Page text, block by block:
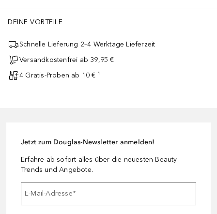
DEINE VORTEILE
Schnelle Lieferung 2–4 Werktage Lieferzeit
Versandkostenfrei ab 39,95 €
4 Gratis-Proben ab 10 € ¹
Jetzt zum Douglas-Newsletter anmelden!
Erfahre ab sofort alles über die neuesten Beauty-
Trends und Angebote.
E-Mail-Adresse*